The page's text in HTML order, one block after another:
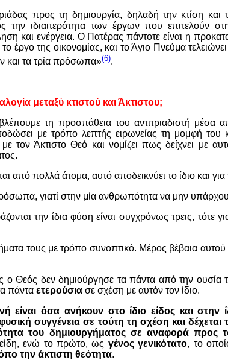
προς τη δημιουργία, δηλαδή την κτίση και
ιδιαιτερότητα των έργων που επιτελούν
και ενέργεια. Ο Πατέρας πάντοτε είναι η
έργο της οικονομίας, και το Άγιο Πνεύμα
και τα τρία πρόσωπα»(6).
μεταξύ κτιστού και Άκτιστου;
τη προσπάθεια του αντιτριαδιστή μέσα
με τρόπο λεπτής ειρωνείας τη μομφή του
τον Άκτιστο Θεό και νομίζει πως δείχνει με
από πολλά άτομα, αυτό αποδεικνύει το ίδιο και για
γιατί στην μία ανθρωπότητα να μην
την ίδια φύση είναι συγχρόνως τρεις, τότε
τους με τρόπο συνοπτικό. Μέρος βέβαια αυτού
ο Θεός δεν δημιούργησε τα πάντα από την ουσία
πάντα ετερούσια σε σχέση με αυτόν τον ίδιο.
είναι όσα ανήκουν στο ίδιο είδος και στην
συγγένεια σε τούτη τη σχέση και δέχεται
του δημιουργήματος σε αναφορά προς
είδη, ενώ το πρώτο, ως γένος γενικότατο, το
την άκτιστη θεότητα.